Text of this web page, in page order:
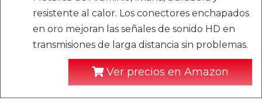
resistente al calor. Los conectores enchapados
en oro mejoran las señales de sonido HD en
transmisiones de larga distancia sin problemas.
Ver precios en Amazon